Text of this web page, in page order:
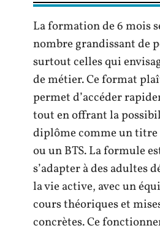
La formation de 6 mois
nombre grandissant de
surtout celles qui
de métier. Ce format
permet d’accéder
tout en offrant la
diplôme comme un
ou un BTS. La formule
s’adapter à des adultes
la vie active, avec un
cours théoriques et
concrètes. Ce